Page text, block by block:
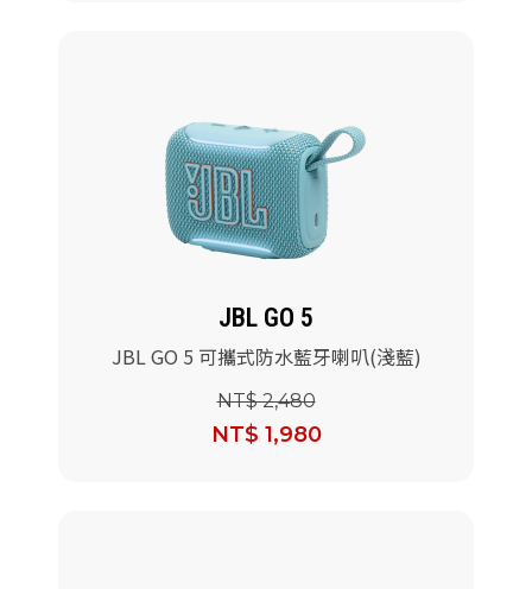
JBL GO 5
JBL GO 5 可攜式防水藍牙喇叭(淺藍)
NT$ 2,480
NT$ 1,980